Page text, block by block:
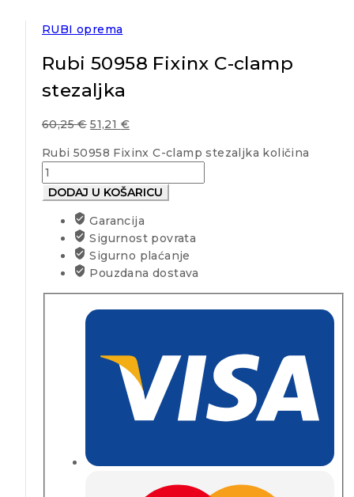
RUBI oprema
Rubi 50958 Fixinx C-clamp
stezaljka
60,25€ 51,21 €
Rubi 50958 Fixinx C-clamp stezaljka količina
DODAJ U KOŠARICU
Garancija
Sigurnost povrata
Sigurno plaćanje
Pouzdana dostava